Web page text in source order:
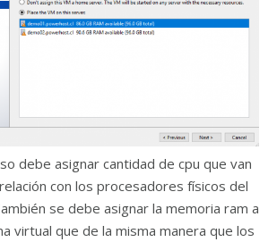
debe asignar cantidad de cpu que van
con los procesadores físicos del
se debe asignar la memoria ram a
virtual que de la misma manera que los